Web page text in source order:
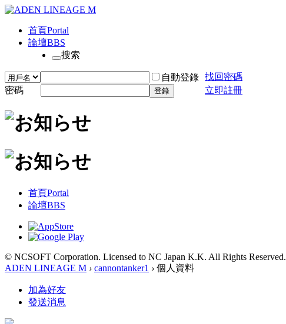
首頁Portal
論壇BBS
搜索
自動登錄 找回密碼
密碼
登錄 立即註冊
首頁Portal
論壇BBS
© NCSOFT Corporation. Licensed to NC Japan K.K. All Rights Reserved.
ADEN LINEAGE M › cannontanker1 › 個人資料
加為好友
發送消息